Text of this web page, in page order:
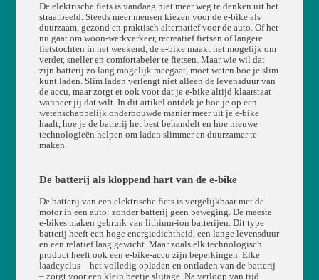
De elektrische fiets is vandaag niet meer weg te denken uit het
straatbeeld. Steeds meer mensen kiezen voor de e-bike als
duurzaam, gezond en praktisch alternatief voor de auto. Of het
nu gaat om woon-werkverkeer, recreatief fietsen of langere
fietstochten in het weekend, de e-bike maakt het mogelijk om
verder, sneller en comfortabeler te fietsen. Maar wie wil dat
zijn batterij zo lang mogelijk meegaat, moet weten hoe je slim
kunt laden. Slim laden verlengt niet alleen de levensduur van
de accu, maar zorgt er ook voor dat je e-bike altijd klaarstaat
wanneer jij dat wilt. In dit artikel ontdek je hoe je op een
wetenschappelijk onderbouwde manier meer uit je e-bike
haalt, hoe je de batterij het best behandelt en hoe nieuwe
technologieën helpen om laden slimmer en duurzamer te
maken.
De batterij als kloppend hart van de e-bike
De batterij van een elektrische fiets is vergelijkbaar met de
motor in een auto: zonder batterij geen beweging. De meeste
e-bikes maken gebruik van lithium-ion batterijen. Dit type
batterij heeft een hoge energiedichtheid, een lange levensduur
en een relatief laag gewicht. Maar zoals elk technologisch
product heeft ook een e-bike-accu zijn beperkingen. Elke
laadcyclus – het volledig opladen en ontladen van de batterij
– zorgt voor een klein beetje slijtage. Na verloop van tijd